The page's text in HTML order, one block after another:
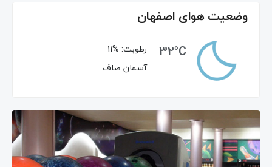
وضعیت هوای اصفهان
32°C
رطوبت: 11%
آسمان صاف